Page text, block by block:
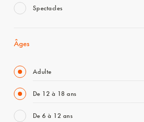
Spectacles
Âges
Adulte
De 12 à 18 ans
De 6 à 12 ans